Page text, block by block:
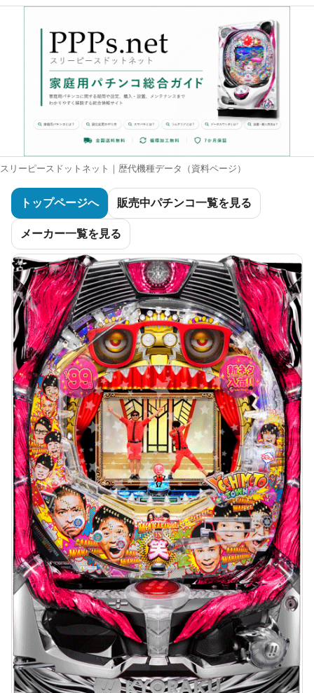
スリーピースドットネット｜歴代機種データ（資料ページ）
トップページへ 販売中パチンコ一覧を見る
メーカー一覧を見る